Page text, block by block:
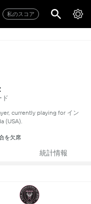
私のスコア
ド
currently playing for イン
(USA).
を欠席
統計情報